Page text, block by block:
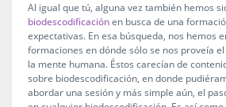
Al igual que tú, alguna vez también hemos
biodescodificaciónen busca de una
expectativas. En esa búsqueda, nos hemos
formaciones en dónde sólo se nos proveía
la mente humana. Éstos carecían de
sobre biodescodificación, en donde
abordar una sesión y más simple aún, el